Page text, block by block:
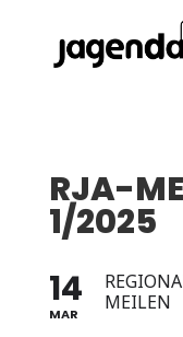
RJA-
1/2025
14
MAR
MEILEN